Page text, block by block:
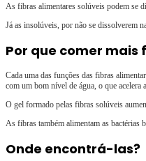
As fibras alimentares solúveis podem se
Já as insolúveis, por não se dissolverem
Por que comer mais
Cada uma das funções das fibras
com um bom nível de água, o que acelera
O gel formado pelas fibras solúveis
As fibras também alimentam as bactérias
Onde encontrá-las?